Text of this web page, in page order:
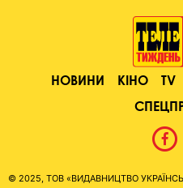
НОВИНИ КІНО TV
© 2025, ТОВ «ВИДАВНИЦТВО